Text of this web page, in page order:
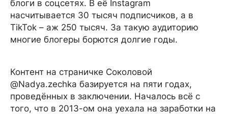
блоги в соцсетях. В её Instagram
насчитывается 30 тысяч подписчиков, а в
TikTok – аж 250 тысяч. За такую аудиторию
многие блогеры борются долгие годы.
Контент на страничке Соколовой
@Nadya.zechka базируется на пяти годах,
проведённых в заключении. Началось всё с
того, что в 2013-ом она уехала на заработки на